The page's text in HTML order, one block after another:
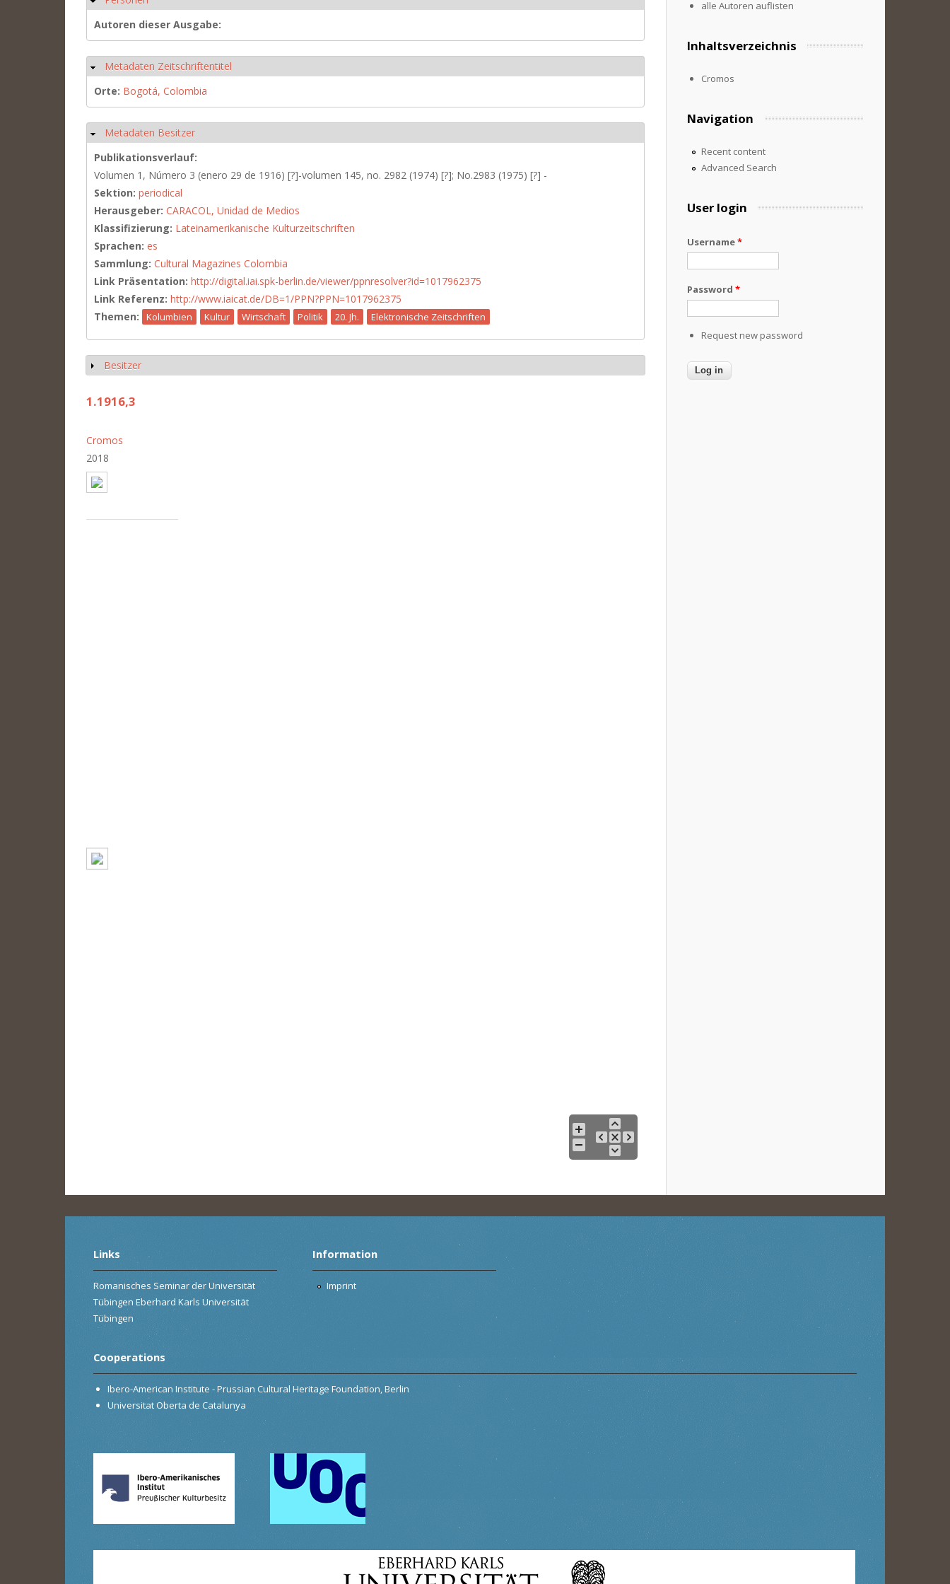
Autoren dieser Ausgabe:
Hide
Metadaten Zeitschriftentitel
Orte: Bogotá, Colombia
Hide
Metadaten Besitzer
Publikationsverlauf:
Volumen 1, Número 3 (enero 29 de 1916) [?]-volumen 145, no. 2982 (1974) [?]; No.2983 (1975) [?] -
Sektion: periodical
Herausgeber: CARACOL, Unidad de Medios
Klassifizierung: Lateinamerikanische Kulturzeitschriften
Sprachen: es
Sammlung: Cultural Magazines Colombia
Link Präsentation: http://digital.iai.spk-berlin.de/viewer/ppnresolver?id=1017962375
Link Referenz: http://www.iaicat.de/DB=1/PPN?PPN=1017962375
Themen:
Kolumbien Kultur Wirtschaft Politik 20. Jh. Elektronische Zeitschriften
Show
Besitzer
1.1916,3
Cromos
2018
alle Autoren auflisten
Inhaltsverzeichnis
Cromos
Navigation
Recent content
Advanced Search
User login
Username*
Password *
Request new password
Links
Romanisches Seminar der Universität
Tübingen Eberhard Karls Universität
Tübingen
Information
Imprint
Cooperations
Ibero-American Institute - Prussian Cultural Heritage Foundation, Berlin
Universitat Oberta de Catalunya